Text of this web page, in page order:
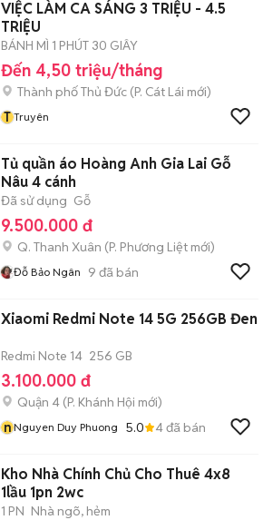
VIỆC LÀM CA SÁNG 3 TRIỆU - 4.5
TRIỆU
BÁNH MÌ 1 PHÚT 30 GIÂY
Đến 4,50 triệu/tháng
Thành phố Thủ Đức (P. Cát Lái mới)
T Truyên
Tủ quần áo Hoàng Anh Gia Lai Gỗ
Nâu 4 cánh
Đã sử dụng Gỗ
9.500.000 đ
Q. Thanh Xuân (P. Phương Liệt mới)
Đỗ Bảo Ngân 9 đã bán
Xiaomi Redmi Note 14 5G 256GB Đen
Redmi Note 14 256 GB
3.100.000 đ
Quận 4 (P. Khánh Hội mới)
nNguyen Duy Phuong 5.0 4đã bán
Kho Nhà Chính Chủ Cho Thuê 4x8
1lầu 1pn 2wc
1 PN Nhà ngõ, hẻm